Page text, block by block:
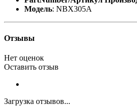
Модель: NBX305A
Отзывы
Нет оценок
Оставить отзыв
Загрузка отзывов...